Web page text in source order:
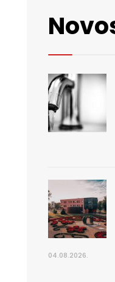
04.08.2026.